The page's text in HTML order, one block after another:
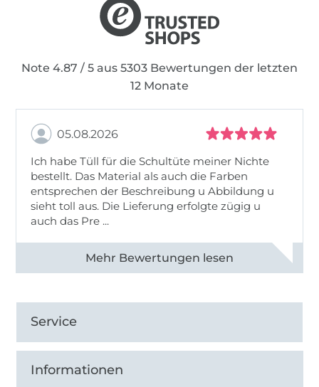
Note 4.87 / 5 aus 5303 Bewertungen der letzten
12 Monate
05.08.2026
Ich habe Tüll für die Schultüte meiner Nichte
bestellt. Das Material als auch die Farben
entsprechen der Beschreibung u Abbildung u
sieht toll aus. Die Lieferung erfolgte zügig u
auch das Pre ...
Alle 82950 Bewertungen ansehen
Service
Informationen